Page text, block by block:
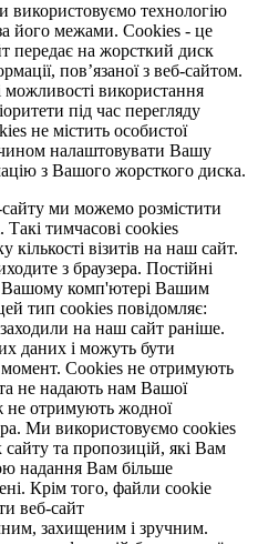
використовуємо технологію
його межами. Cookies - це
передає на жорсткий диск
пов’язаної з веб-сайтом.
використання
під час перегляду
не містить особистої
налаштовувати Вашу
з Вашого жорсткого диска.
ми можемо розмістити
тимчасові cookies
візитів на наш сайт.
з браузера. Постійні
Вашому комп'ютері Вашим
тип cookies повідомляє:
на наш сайт раніше.
даних і можуть бути
момент. Сookies не отримують
не надають нам Вашої
не отримують жодної
Ми використовуємо cookies
та пропозицій, які Вам
надання Вам більше
Крім того, файли cookie
веб-сайт
захищеним і зручним.